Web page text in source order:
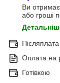
Ви
або гроші
Післяплата
Оплата на
Готівкою